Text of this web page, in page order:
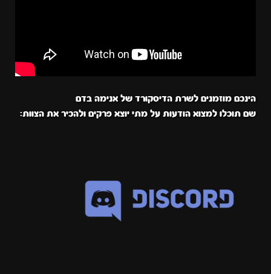
הינכם מוזמנים לשרת הדיסקורד של אנימה בדם
שם תוכלו למצוא הודעות על מתי יוצא פרקים ולהכיר את הצוות: